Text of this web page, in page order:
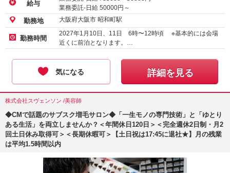
給与
業務委託-日給 50000円～
勤務地 大阪府大阪市 昭和町駅
勤務時間
2027年1月10日、11日 6時〜12時頃 ※基本的には会場
近くに前泊となります。…
気になる 詳細を見る
株式会社スヴェンソン /美容師
◆CMで話題のサブスク増毛サロン◆「一生モノの専門技術」と「ゆとり
ある生活」を両立しませんか？＜年間休日120日＞＜完全週休2日制・月2
回土日休み取得可＞＜長期休暇可＞【土日祝は17:45に退社★】月の残業
は平均1.5時間以内